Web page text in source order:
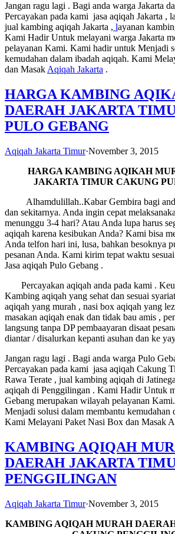
Jangan ragu lagi . Bagi anda warga Jakarta
Percayakan pada kami jasa aqiqah Jakarta ,
jual kambing aqiqah Jakarta , layanan
Kami Hadir Untuk melayani warga Jakarta
pelayanan Kami. Kami hadir untuk Menjadi
kemudahan dalam ibadah aqiqah. Kami
dan MasakAqiqah Jakarta .
HARGA KAMBING
DAERAH JAKARTA
PULO GEBANG
Aqiqah Jakarta Timur·November 3, 2015
HARGA KAMBING AQIKAH
JAKARTA TIMUR CAKUNG
Alhamdulillah..Kabar Gembira bagi
dan sekitarnya. Anda ingin cepat
menunggu 3-4 hari? Atau Anda lupa harus
aqiqah karena kesibukan Anda? Kami bisa
Anda telfon hari ini, lusa, bahkan besoknya
pesanan Anda. Kami kirim tepat waktu
Jasa aqiqah Pulo Gebang .
Percayakan aqiqah anda pada kami .
Kambing aqiqah yang sehat dan sesuai
aqiqah yang murah , nasi box aqiqah yang
masakan aqiqah enak dan tidak bau amis ,
langsung tanpa DP pembaayaran disaat
diantar / disalurkan kepanti asuhan dan ke
Jangan ragu lagi . Bagi anda warga Pulo
Percayakan pada kami jasa aqiqah Cakung
Rawa Terate , jual kambing aqiqah di
aqiqah di Penggilingan . Kami Hadir Untuk
Gebang merupakan wilayah pelayanan
Menjadi solusi dalam membantu kemudahan
Kami Melayani Paket Nasi Box dan Masak
KAMBING AQIQAH
DAERAH JAKARTA
PENGGILINGAN
Aqiqah Jakarta Timur·November 3, 2015
KAMBING AQIQAH MURAH